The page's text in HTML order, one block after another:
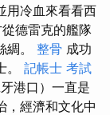
用冷血來看看西
德雷克的艦隊
綢。 整骨 成功
。 記帳士 考試
港口）一直是
，經濟和文化中